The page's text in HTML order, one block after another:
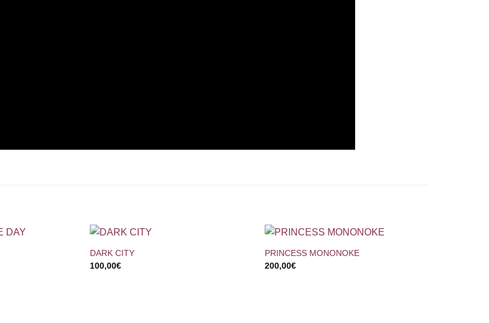
+
DARK CITY
100,00€
+
PRINCESS MONONOKE
200,00€